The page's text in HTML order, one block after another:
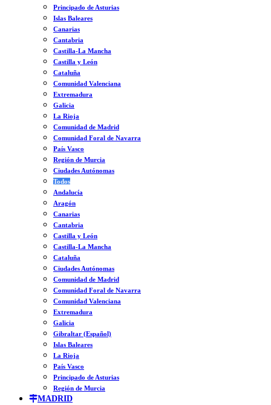
Principado de Asturias
Islas Baleares
Canarias
Cantabria
Castilla-La Mancha
Castilla y León
Cataluña
Comunidad Valenciana
Extremadura
Galicia
La Rioja
Comunidad de Madrid
Comunidad Foral de Navarra
País Vasco
Región de Murcia
Ciudades Autónomas
Todos
Andalucía
Aragón
Canarias
Cantabria
Castilla y León
Castilla-La Mancha
Cataluña
Ciudades Autónomas
Comunidad de Madrid
Comunidad Foral de Navarra
Comunidad Valenciana
Extremadura
Galicia
Gibraltar (Español)
Islas Baleares
La Rioja
País Vasco
Principado de Asturias
Región de Murcia
MADRID